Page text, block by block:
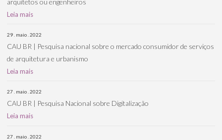
Leia mais
29 . maio . 2022
CAU BR | Pesquisa nacional sobre o mercado consumidor de serviços
de arquitetura e urbanismo
Leia mais
27 . maio . 2022
CAU BR | Pesquisa Nacional sobre Digitalização
Leia mais
27 . maio . 2022